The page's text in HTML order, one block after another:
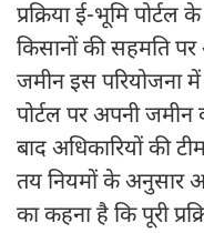
प्रक्रिया ई-भूमि
किसानों की सहमति पर
जमीन इस परियोजना
पोर्टल पर अपनी
बाद अधिकारियों की
तय नियमों के अनुसार
का कहना है कि पूरी